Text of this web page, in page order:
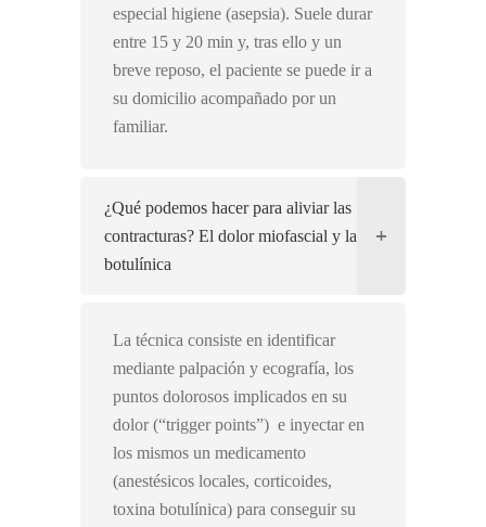
especial higiene (asepsia). Suele durar
entre 15 y 20 min y, tras ello y un
breve reposo, el paciente se puede ir a
su domicilio acompañado por un
familiar.
¿Qué podemos hacer para aliviar las
contracturas? El dolor miofascial y la toxina
botulínica
La técnica consiste en identificar
mediante palpación y ecografía, los
puntos dolorosos implicados en su
dolor (“trigger points”) e inyectar en
los mismos un medicamento
(anestésicos locales, corticoides,
toxina botulínica) para conseguir su